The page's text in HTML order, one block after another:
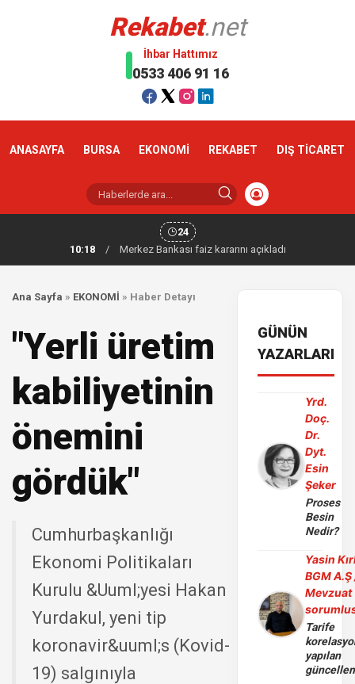
Rekabet.net
İhbar Hattımız
0533 406 91 16
ANASAYFA BURSA EKONOMİ REKABET DIŞ TİCARET
24
10:18
/ Merkez Bankası faiz kararını açıkladı
Ana Sayfa » EKONOMİ » Haber Detayı
"Yerli üretim
kabiliyetinin
önemini
gördük"
Cumhurbaşkanlığı
Ekonomi Politikaları
Kurulu &Uuml;yesi Hakan
Yurdakul, yeni tip
koronavir&uuml;s (Kovid-
19) salgınıyla
GÜNÜN
YAZARLARI
Yrd.
Doç.
Dr.
Dyt.
Esin
Şeker
Proses
Besin
Nedir?
Yasin
BGM A.Ş
Mevzuat
Tarife
yapılan